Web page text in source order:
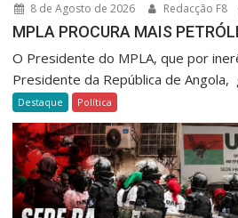
8 de Agosto de 2026 Redacção F8
MPLA PROCURA MAIS
O Presidente do MPLA, que por
Presidente da República de Angola,
Destaque Política